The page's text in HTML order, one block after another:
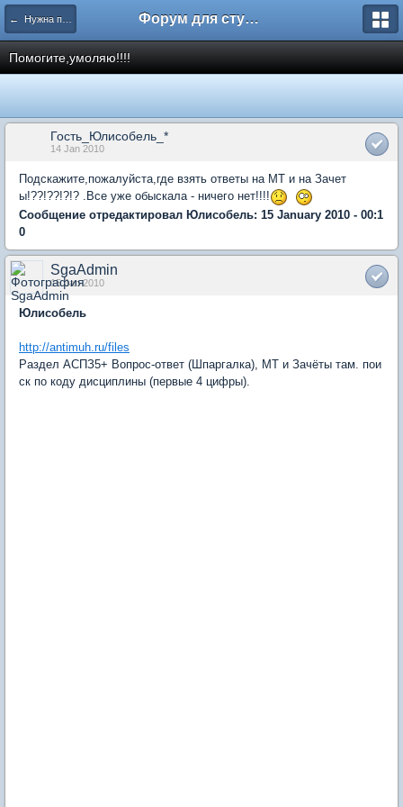
← Нужна помощь Форум для студента СГА
Помогите,умоляю!!!!
Гость_Юлисобель_*
14 Jan 2010
Подскажите,пожалуйста,где взять ответы на МТ и на Зачет
ы!??!??!?!? .Все уже обыскала - ничего нет!!!!
Сообщение отредактировал Юлисобель: 15 January 2010 - 00:1
0
SgaAdmin
15 Jan 2010
Юлисобель
http://antimuh.ru/files
Раздел АСПЗ5+ Вопрос-ответ (Шпаргалка), МТ и Зачёты там. пои
ск по коду дисциплины (первые 4 цифры).